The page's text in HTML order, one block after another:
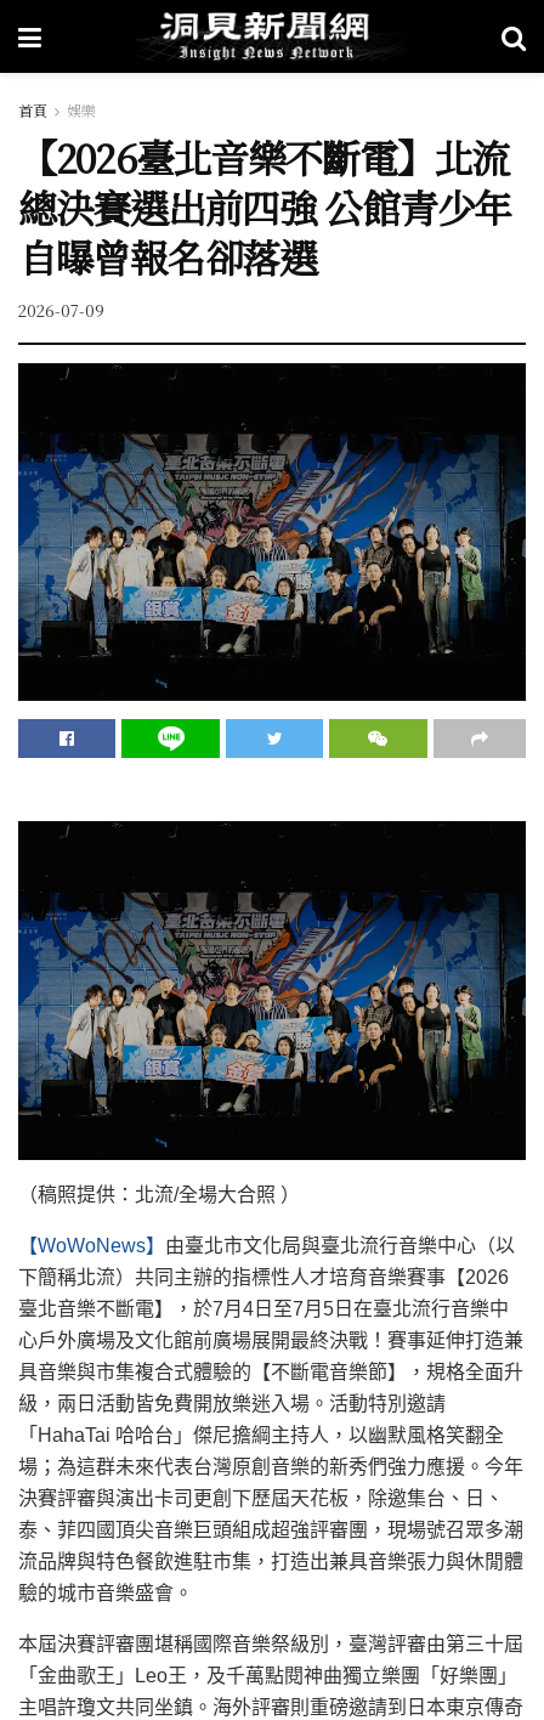
首頁 娛樂
【2026臺北音樂不斷電】北流
總決賽選出前四強 公館青少年
自曝曾報名卻落選
2026-07-09
（稿照提供：北流/全場大合照 ）
【WoWoNews】 由臺北市文化局與臺北流行音樂中心（以
下簡稱北流）共同主辦的指標性人才培育音樂賽事【2026
臺北音樂不斷電】，於7月4日至7月5日在臺北流行音樂中
心戶外廣場及文化館前廣場展開最終決戰！賽事延伸打造兼
具音樂與市集複合式體驗的【不斷電音樂節】，規格全面升
級，兩日活動皆免費開放樂迷入場。活動特別邀請
「HahaTai 哈哈台」傑尼擔綱主持人，以幽默風格笑翻全
場；為這群未來代表台灣原創音樂的新秀們強力應援。今年
決賽評審與演出卡司更創下歷屆天花板，除邀集台、日、
泰、菲四國頂尖音樂巨頭組成超強評審團，現場號召眾多潮
流品牌與特色餐飲進駐市集，打造出兼具音樂張力與休閒體
驗的城市音樂盛會。
本屆決賽評審團堪稱國際音樂祭級別，臺灣評審由第三十屆
「金曲歌王」Leo王，及千萬點閱神曲獨立樂團「好樂團」
主唱許瓊文共同坐鎮。海外評審則重磅邀請到日本東京傳奇